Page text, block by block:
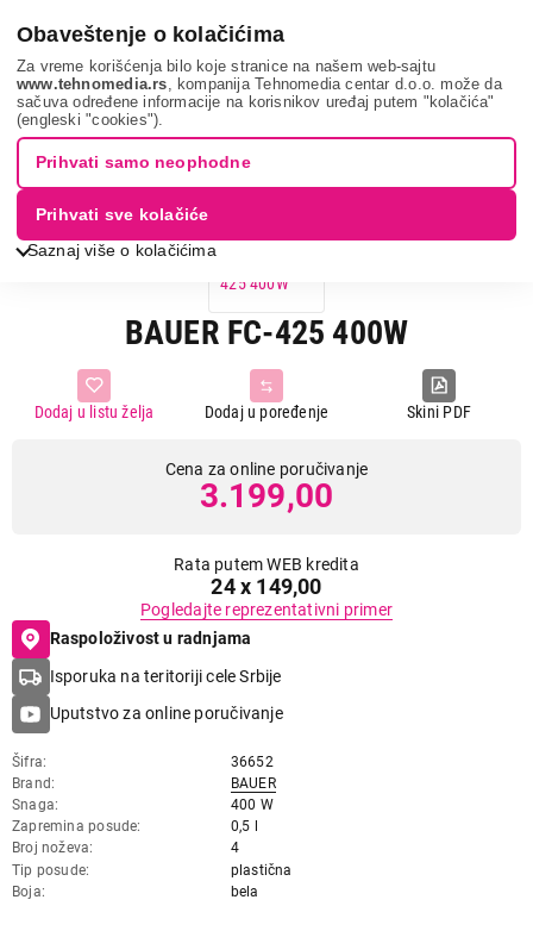
Obaveštenje o kolačićima
Za vreme korišćenja bilo koje stranice na našem web-sajtu
www.tehnomedia.rs , kompanija Tehnomedia centar d.o.o. može da
sačuva određene informacije na korisnikov uređaj putem "kolačića"
(engleski "cookies").
Saznaj više o kolačićima
Prihvati samo neophodne
Prihvati sve kolačiće
Mali kuhinjski aparati Seckalice Bauer fc-425 40...
BAUER FC-425 400W
Skini PDF
Dodaj u poređenje
Dodaj u listu želja
Cena za online poručivanje
3.199,00
Rata putem WEB kredita
24 x 149,00
Pogledajte reprezentativni primer
Raspoloživost u radnjama
Isporuka na teritoriji cele Srbije
Uputstvo za online poručivanje
Šifra
36652
Brand
BAUER
Snaga
400 W
Zapremina posude
0,5 l
Broj noževa
4
Tip posude
plastična
Boja
bela